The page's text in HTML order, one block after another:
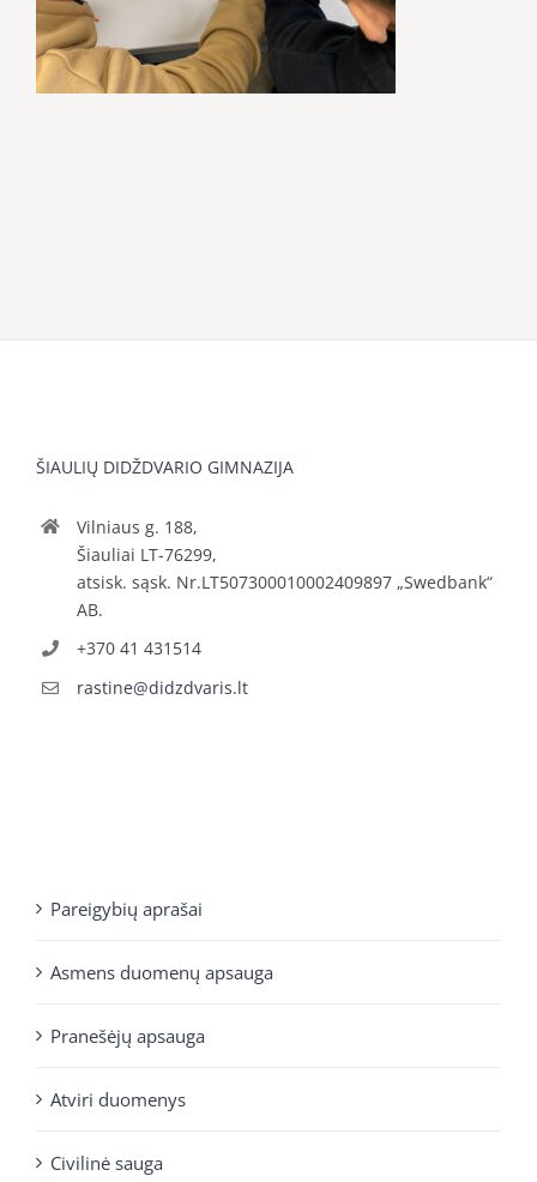
ŠIAULIŲ DIDŽDVARIO GIMNAZIJA
Vilniaus g. 188,
Šiauliai LT-76299,
atsisk. sąsk. Nr.LT507300010002409897 „Swedbank“
AB.
+370 41 431514
rastine@didzdvaris.lt
Pareigybių aprašai
Asmens duomenų apsauga
Pranešėjų apsauga
Atviri duomenys
Civilinė sauga